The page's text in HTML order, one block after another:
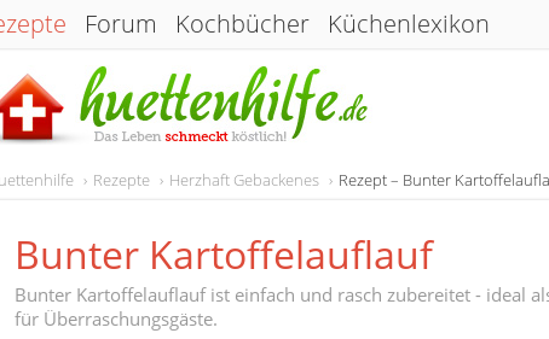
Forum Kochbücher Küchenlexikon
Rezepte Herzhaft Gebackenes Rezept – Bunter
Bunter Kartoffelauflauf
Bunter Kartoffelauflauf ist einfach und rasch zubereitet - ideal
für Überraschungsgäste.